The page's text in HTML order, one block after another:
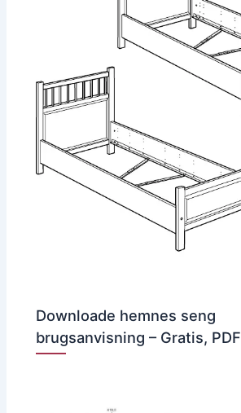
Downloade hemnes seng
brugsanvisning – Gratis, PDF